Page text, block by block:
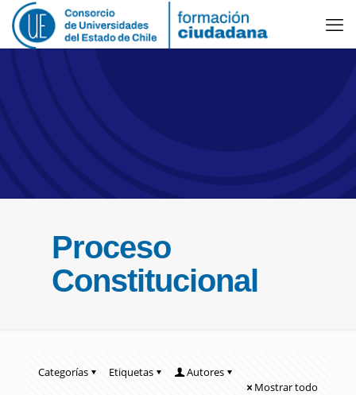
Proceso
Constitucional
Categorías Etiquetas
Autores
Mostrar todo